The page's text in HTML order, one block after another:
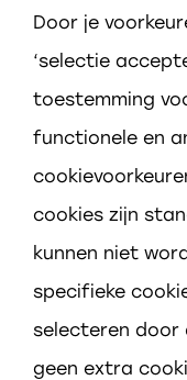
Adres
Keeten 2
4417 CD
Door je
‘selectie
toestemming
functionele en
cookies zijn
kunnen niet
specifieke
selecteren door
geen extra